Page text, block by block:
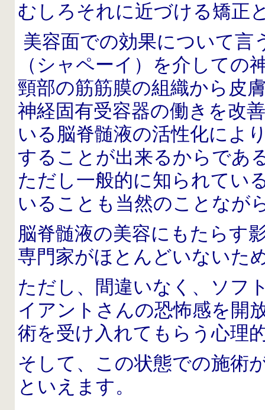
むしろそれに近づける矯正
美容面での効果について言
（シャペーイ）を介しての
頸部の筋筋膜の組織から皮
神経固有受容器の働きを改
いる脳脊髄液の活性化によ
することが出来るからであ
ただし一般的に知られてい
いることも当然のことなが
脳脊髄液の美容にもたらす
専門家がほとんどいないた
ただし、間違いなく、ソフ
イアントさんの恐怖感を開
術を受け入れてもらう心理
そして、この状態での施術
といえます。